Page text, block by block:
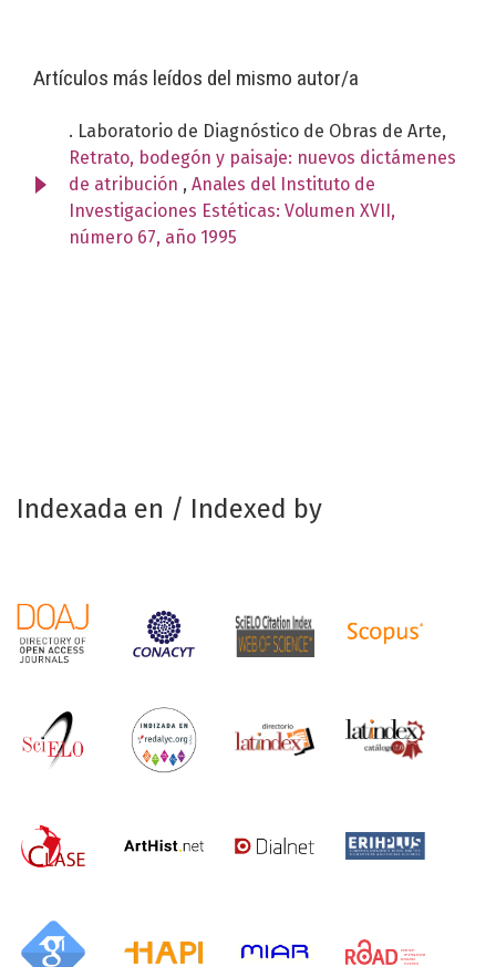
Artículos más leídos del mismo autor/a
. Laboratorio de Diagnóstico de Obras de Arte,
Retrato, bodegón y paisaje: nuevos dictámenes
de atribución , Anales del Instituto de
Investigaciones Estéticas: Volumen XVII,
número 67, año 1995
Indexada en / Indexed by